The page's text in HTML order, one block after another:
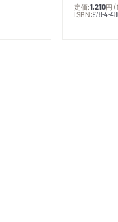
定価:1,210円
ISBN:978-4-